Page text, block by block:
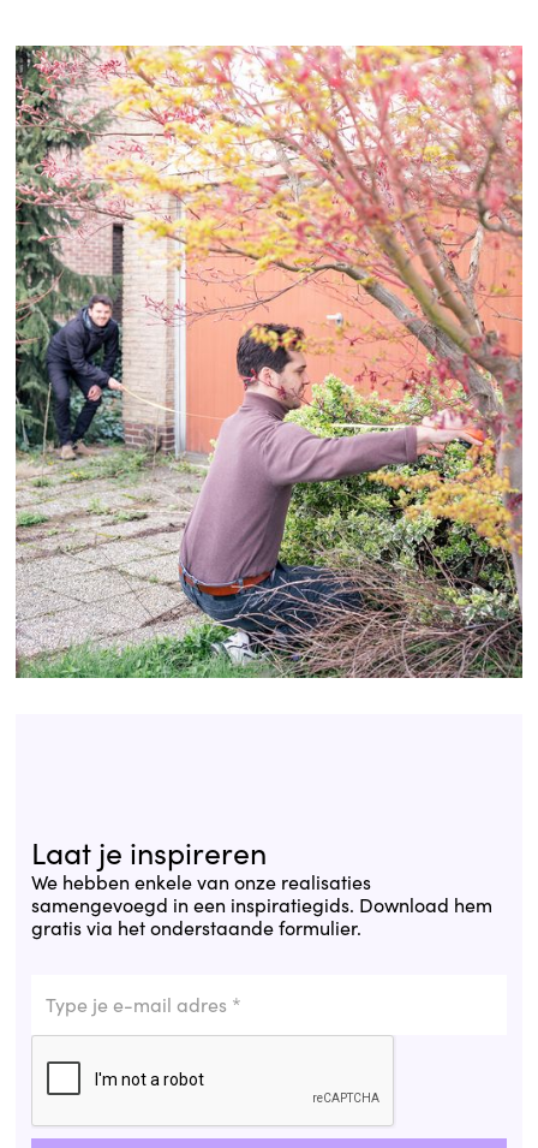
Laat je inspireren
We hebben enkele van onze realisaties
samengevoegd in een inspiratiegids. Download hem
gratis via het onderstaande formulier.